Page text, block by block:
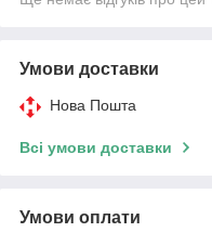
Умови доставки
Нова Пошта
Всі умови доставки
Умови оплати